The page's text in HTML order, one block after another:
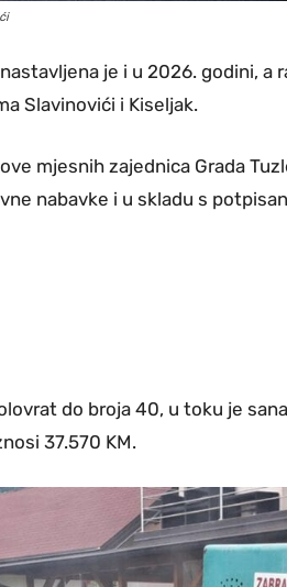
je i u 2026. godini, a
Slavinovići i Kiseljak.
mjesnih zajednica Grada
nabavke i u skladu s
do broja 40, u toku je
37.570 KM.